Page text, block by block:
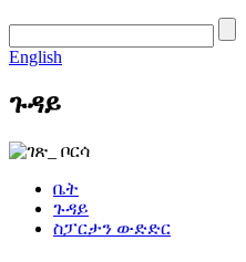
English
ጉዳይ
ቤት
ጉዳይ
ስፓርታን ውድድር